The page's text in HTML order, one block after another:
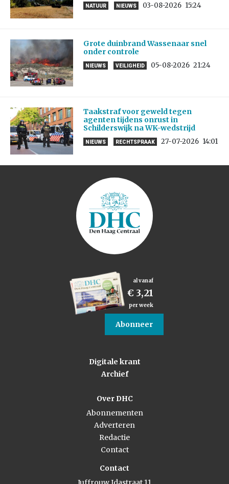
NATUUR NIEUWS 03-08-2026 15:24
Grote duinbrand Wassenaar snel
onder controle
NIEUWS VEILIGHEID 05-08-2026 21:24
Taakstraf voor geweld tegen
agenten tijdens onrust in
Schilderswijk na WK-wedstrijd
NIEUWS RECHTSPRAAK 27-07-2026 14:01
al vanaf
€ 3,21
per week
Abonneer
Digitale krant
Archief
Over DHC
Abonnementen
Adverteren
Redactie
Contact
Contact